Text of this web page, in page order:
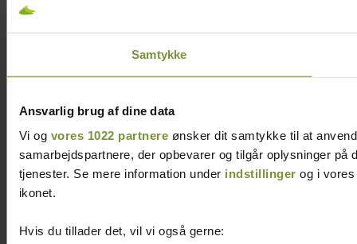
Samtykke
Ansvarlig brug af dine data
Vi og vores 1022 partnereønsker dit samtykke til at
samarbejdspartnere, der opbevarer og tilgår oplysninger
tjenester. Se mere information under indstillinger og i
ikonet.
Hvis du tillader det, vil vi også gerne: